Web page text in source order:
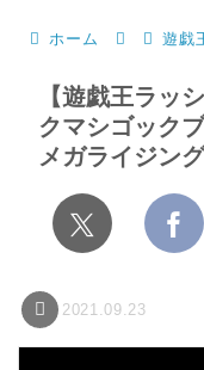
ホーム 遊戯
【遊戯王ラッ
クマシゴック
メガライジン
2021.09.23